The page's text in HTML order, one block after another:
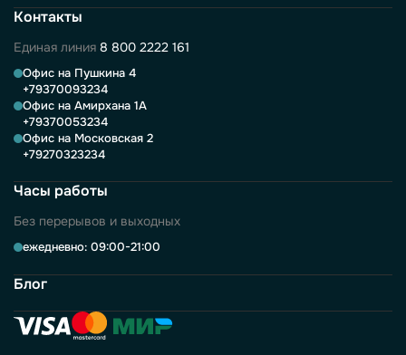
Контакты
Единая линия 8 800 2222 161
Офис на Пушкина 4
+79370093234
Офис на Амирхана 1А
+79370053234
Офис на Московская 2
+79270323234
Часы работы
Без перерывов и выходных
ежедневно: 09:00-21:00
Блог